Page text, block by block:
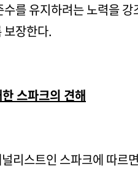
수를 유지하려는 노력을
보장한다.
스파크의 견해
리스트인 스파크에 따르